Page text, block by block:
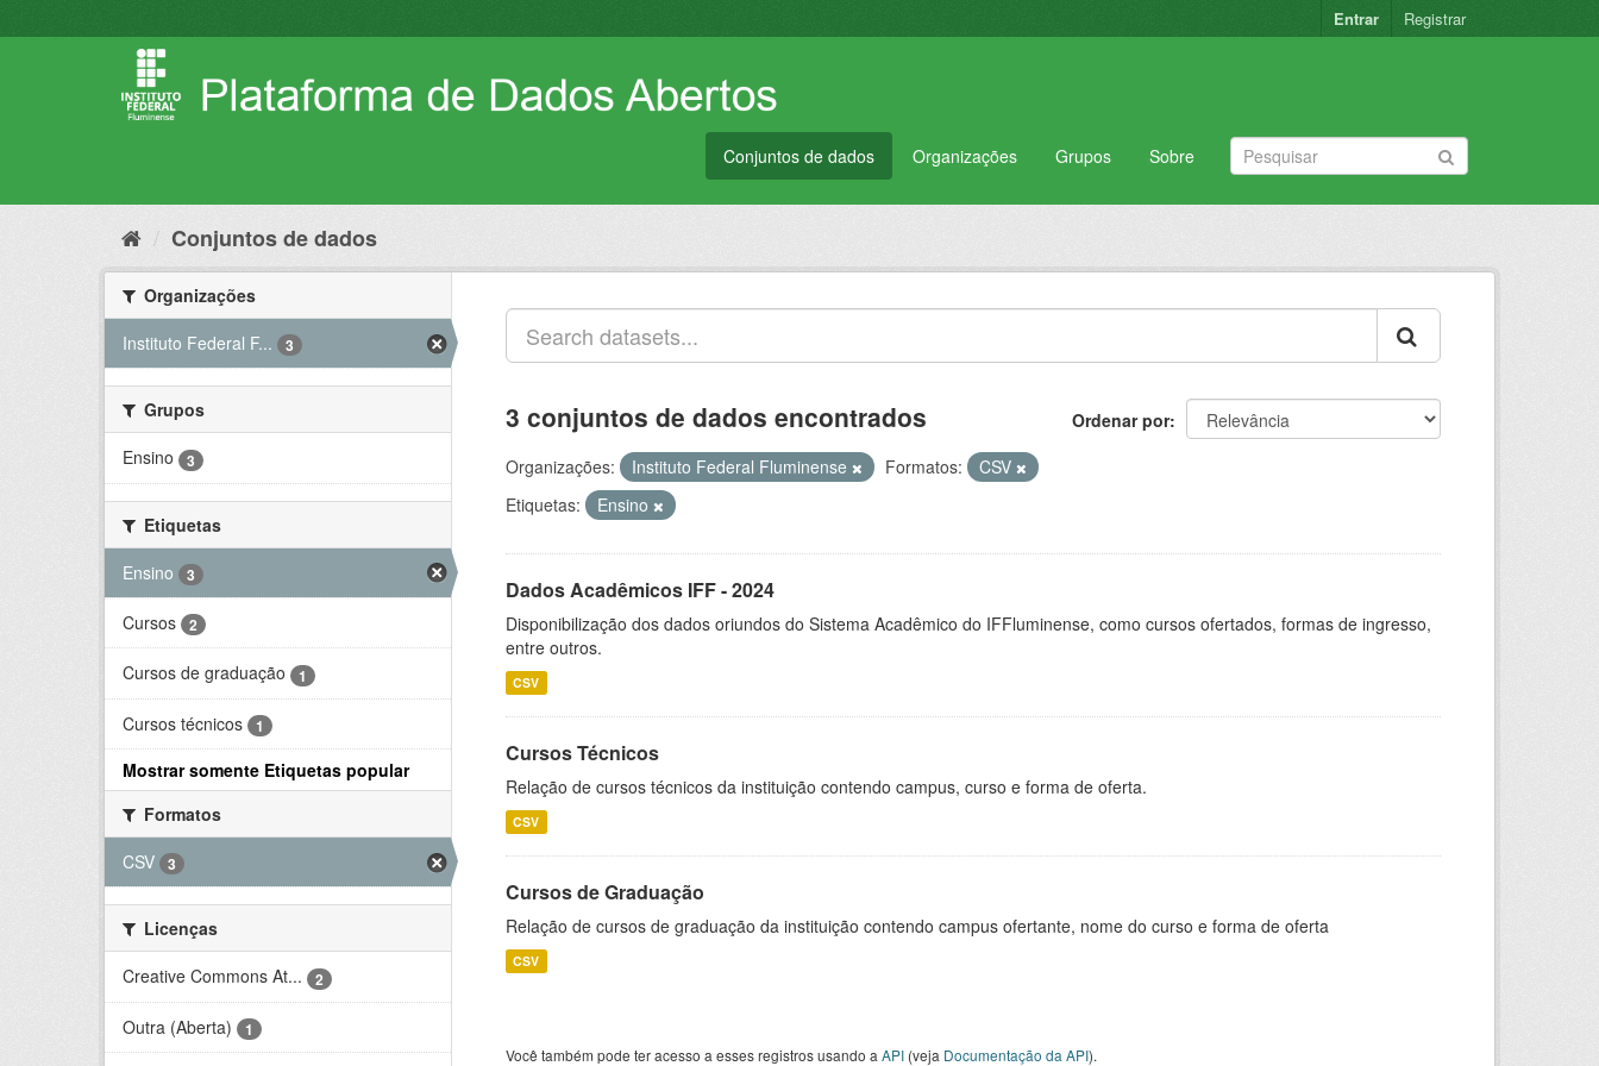
para
Entrar Registrar
Conjuntos de dados Organizações Grupos Sobre
Conjuntos de dados
Organizações
Instituto Federal F...
3
Grupos
Ensino
3
Etiquetas
Ensino
3
Cursos 2
Cursos de graduação 1
Cursos técnicos 1
Mostrar somente Etiquetas popular
Formatos
CSV
3
Licenças
Creative Commons At...
2
Outra (Aberta) 1
Ordenar por
3 conjuntos de dados encontrados
Organizações: Instituto Federal Fluminense Formatos:
CSV
Etiquetas:
Ensino
Dados Acadêmicos IFF - 2024
Disponibilização dos dados oriundos do Sistema Acadêmico do IFFluminense, como cursos ofertados, formas de ingresso,
entre outros.
CSV
Cursos Técnicos
Relação de cursos técnicos da instituição contendo campus, curso e forma de oferta.
CSV
Cursos de Graduação
Relação de cursos de graduação da instituição contendo campus ofertante, nome do curso e forma de oferta
CSV
Você também pode ter acesso a esses registros usando a API (veja Documentação da API).